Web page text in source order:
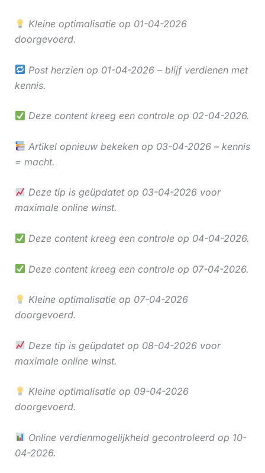
Kleine optimalisatie op 01-04-2026
doorgevoerd.
Post herzien op 01-04-2026 – blijf verdienen met
kennis.
Deze content kreeg een controle op 02-04-2026.
Artikel opnieuw bekeken op 03-04-2026 – kennis
= macht.
Deze tip is geüpdatet op 03-04-2026 voor
maximale online winst.
Deze content kreeg een controle op 04-04-2026.
Deze content kreeg een controle op 07-04-2026.
Kleine optimalisatie op 07-04-2026
doorgevoerd.
Deze tip is geüpdatet op 08-04-2026 voor
maximale online winst.
Kleine optimalisatie op 09-04-2026
doorgevoerd.
Online verdienmogelijkheid gecontroleerd op 10-
04-2026.